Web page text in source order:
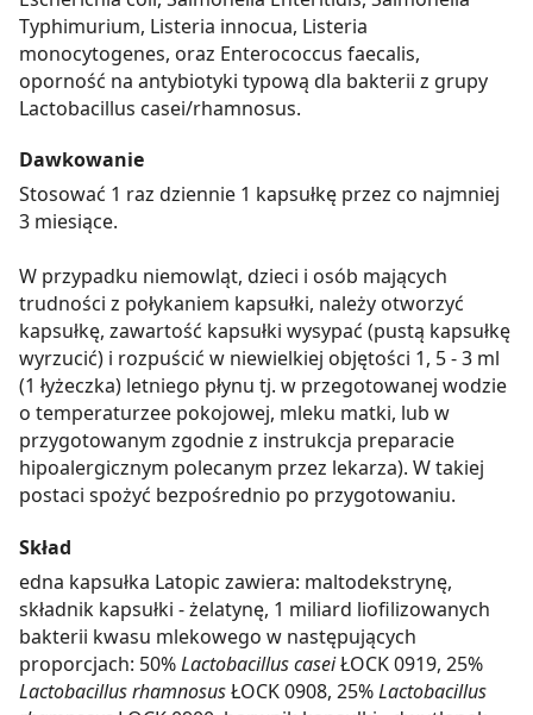
Typhimurium, Listeria innocua, Listeria
monocytogenes, oraz Enterococcus faecalis,
oporność na antybiotyki typową dla bakterii z grupy
Lactobacillus casei/rhamnosus.
Dawkowanie
Stosować 1 raz dziennie 1 kapsułkę przez co najmniej
3 miesiące.
W przypadku niemowląt, dzieci i osób mających
trudności z połykaniem kapsułki, należy otworzyć
kapsułkę, zawartość kapsułki wysypać (pustą kapsułkę
wyrzucić) i rozpuścić w niewielkiej objętości 1, 5 - 3 ml
(1 łyżeczka) letniego płynu tj. w przegotowanej wodzie
o temperaturzee pokojowej, mleku matki, lub w
przygotowanym zgodnie z instrukcja preparacie
hipoalergicznym polecanym przez lekarza). W takiej
postaci spożyć bezpośrednio po przygotowaniu.
Skład
edna kapsułka Latopic zawiera: maltodekstrynę,
składnik kapsułki - żelatynę, 1 miliard liofilizowanych
bakterii kwasu mlekowego w następujących
proporcjach: 50%Lactobacillus caseiŁOCK 0919, 25%
Lactobacillus rhamnosusŁOCK 0908, 25%Lactobacillus